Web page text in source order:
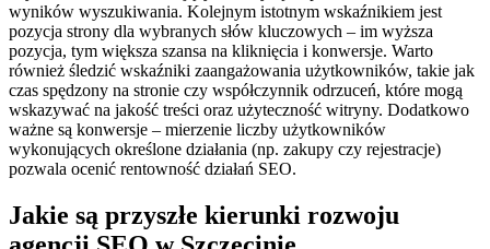
wyników wyszukiwania. Kolejnym istotnym wskaźnikiem jest
pozycja strony dla wybranych słów kluczowych – im wyższa
pozycja, tym większa szansa na kliknięcia i konwersje. Warto
również śledzić wskaźniki zaangażowania użytkowników, takie jak
czas spędzony na stronie czy współczynnik odrzuceń, które mogą
wskazywać na jakość treści oraz użyteczność witryny. Dodatkowo
ważne są konwersje – mierzenie liczby użytkowników
wykonujących określone działania (np. zakupy czy rejestracje)
pozwala ocenić rentowność działań SEO.
Jakie są przyszłe kierunki rozwoju